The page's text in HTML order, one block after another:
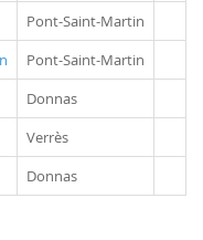
Pont-Saint-Martin
Pont-Saint-Martin
Donnas
Verrès
Donnas